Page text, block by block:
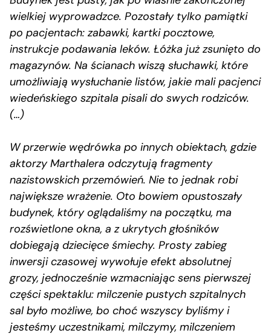
wielkiej wyprowadzce. Pozostały tylko pamiątki
po pacjentach: zabawki, kartki pocztowe,
instrukcje podawania leków. Łóżka już zsunięto do
magazynów. Na ścianach wiszą słuchawki, które
umożliwiają wysłuchanie listów, jakie mali pacjenci
wiedeńskiego szpitala pisali do swych rodziców.
(…)
W przerwie wędrówka po innych obiektach, gdzie
aktorzy Marthalera odczytują fragmenty
nazistowskich przemówień. Nie to jednak robi
największe wrażenie. Oto bowiem opustoszały
budynek, który oglądaliśmy na początku, ma
rozświetlone okna, a z ukrytych głośników
dobiegają dziecięce śmiechy. Prosty zabieg
inwersji czasowej wywołuje efekt absolutnej
grozy, jednocześnie wzmacniając sens pierwszej
części spektaklu: milczenie pustych szpitalnych
sal było możliwe, bo choć wszyscy byliśmy i
jesteśmy uczestnikami, milczymy, milczeniem